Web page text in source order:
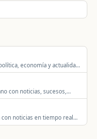
economía y actualidad
con noticias, sucesos,
noticias en tiempo real